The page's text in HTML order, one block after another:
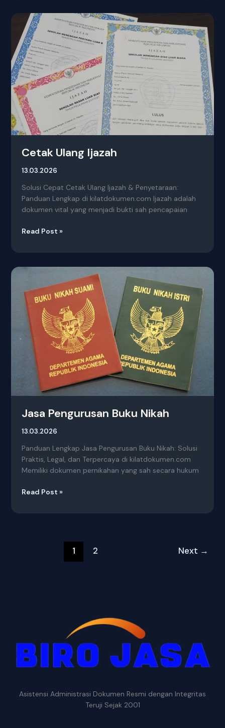
Cetak Ulang Ijazah
13.03.2026
Solusi Cepat Cetak Ulang Ijazah & Penyetaraan:
Panduan Lengkap di kilatdokumen.com Ijazah adalah
dokumen vital yang menjadi bukti sah pencapaian
Cetak
Ulang
Ijazah
Read Post »
Jasa Pengurusan Buku Nikah
13.03.2026
Panduan Lengkap Jasa Pengurusan Buku Nikah: Solusi
Praktis, Legal, dan Terpercaya di kilatdokumen.com
Memiliki dokumen pernikahan yang sah secara hukum
Pengurusan
Buku
Nikah
Read Post »
1 2 Next →
Asistensi Administrasi Dokumen Resmi dengan Integritas
Teruji Sejak 2001